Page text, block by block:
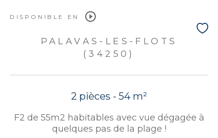
DISPONIBLE EN
PALAVAS-LES-FLOTS
(34250)
2 pièces - 54 m²
F2 de 55m2 habitables avec vue dégagée à
quelques pas de la plage !